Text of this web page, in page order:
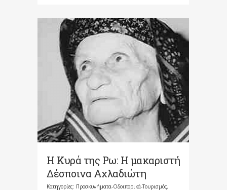
Η Κυρά της Ρω: Η μακαριστή
Δέσποινα Αχλαδιώτη
Κατηγορίες: Προσκυνήματα-Οδοιπορικά-Τουρισμός,